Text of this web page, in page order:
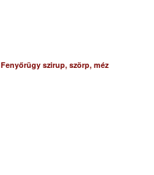
Fenyőrügy szirup, szörp, méz